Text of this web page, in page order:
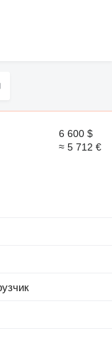
6 600 $
≈ 5 712 €